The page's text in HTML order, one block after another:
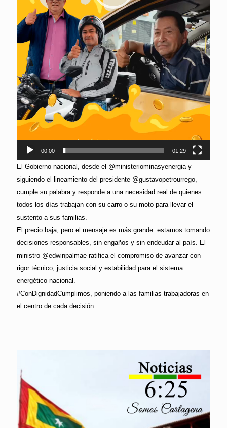
00:00 01:29
El Gobierno nacional, desde el @ministeriominasyenergia y
siguiendo el lineamiento del presidente @gustavopetrourrego,
cumple su palabra y responde a una necesidad real de quienes
todos los días trabajan con su carro o su moto para llevar el
sustento a sus familias.
El precio baja, pero el mensaje es más grande: estamos tomando
decisiones responsables, sin engaños y sin endeudar al país. El
ministro @edwinpalmae ratifica el compromiso de avanzar con
rigor técnico, justicia social y estabilidad para el sistema
energético nacional.
#ConDignidadCumplimos, poniendo a las familias trabajadoras en
el centro de cada decisión.